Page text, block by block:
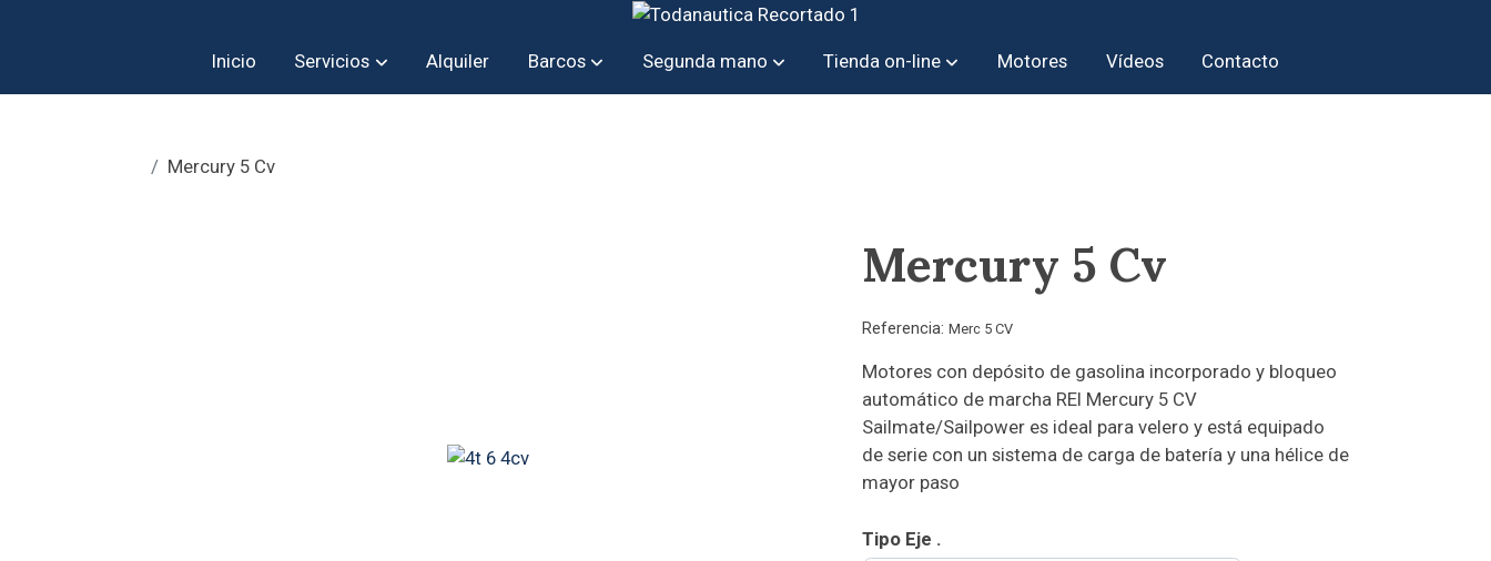
Inicio Servicios Alquiler Barcos Segunda mano Tienda on-line Motores Vídeos Contacto
Mercury 5 Cv
Mercury 5 Cv
Referencia:Merc 5 CV
Motores con depósito de gasolina incorporado y bloqueo
automático de marcha REl Mercury 5 CV
Sailmate/Sailpower es ideal para velero y está equipado
de serie con un sistema de carga de batería y una hélice de
mayor paso
Tipo Eje .